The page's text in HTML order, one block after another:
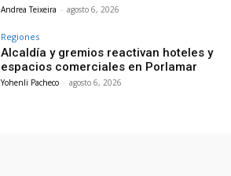
Andrea Teixeira - agosto 6, 2026
Regiones
Alcaldía y gremios reactivan hoteles y
espacios comerciales en Porlamar
Yohenli Pacheco - agosto 6, 2026